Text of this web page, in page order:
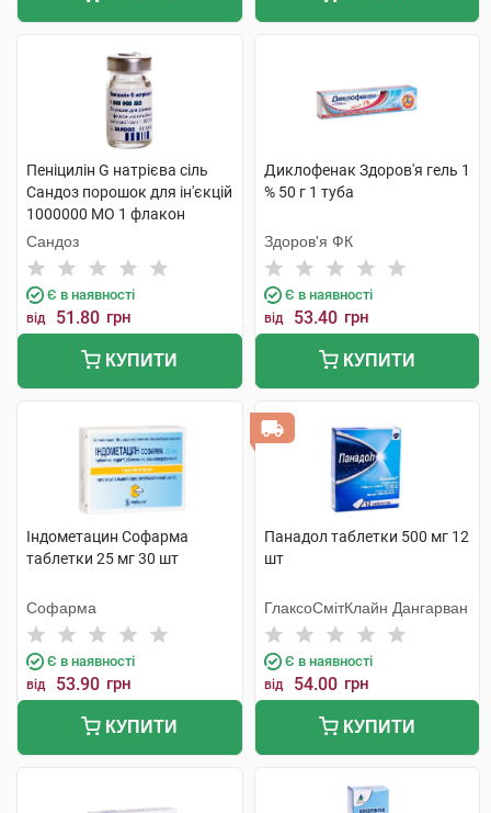
Пеніцилін G натрієва сіль
Сандоз порошок для ін'єкцій
1000000 МО 1 флакон
Сандоз
Є в наявності
від 51.80 грн
КУПИТИ
Диклофенак Здоров'я гель 1
% 50 г 1 туба
Здоров'я ФК
Є в наявності
від 53.40 грн
КУПИТИ
Індометацин Софарма
таблетки 25 мг 30 шт
Софарма
Є в наявності
від 53.90 грн
КУПИТИ
Панадол таблетки 500 мг 12
шт
ГлаксоСмітКлайн Дангарван
Є в наявності
від 54.00 грн
КУПИТИ